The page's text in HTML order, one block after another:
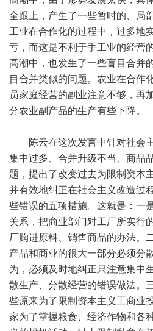
全跟上，产生了一些暂时的、局
工业在合作化的过程中，过多地
亏，而这是不利于手工业的经营
高潮中，也发生了一些盲目合并
目合并类似的问题。农业在合作
员家庭经营的副业注意不够，再
分农业副产品的生产有些下降。
陈云在这次发言中针对社会主
集中过多、合并升级不当、商品
题，提出了改变过去为限制资本
并有效地纠正在社会主义改造过
些错误的五项措施。这就是：一
关系，把商业部门对工厂所实行
厂购进原料、销售商品的办法。
产品和商业的很大一部分必须分
为，必须及时地纠正只注意集中
散生产、分散经营的错误做法。
些原来为了限制资本主义工商业
家为了掌握粮食、经济作物和各